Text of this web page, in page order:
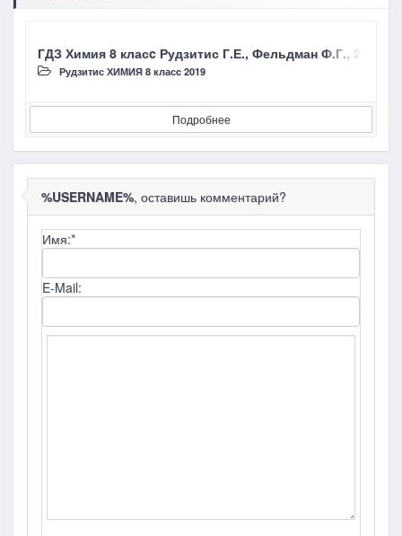
ГДЗ Химия 8 класc Рудзитис Г.Е., Фельдман Ф.Г., 2019,
Рудзитис ХИМИЯ 8 класc 2019
Подробнее
%USERNAME%, оставишь комментарий?
Имя:*
E-Mail: